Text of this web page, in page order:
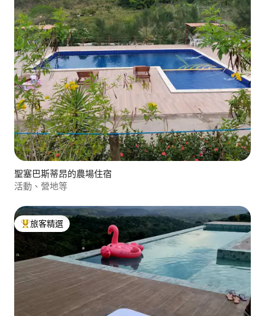
聖塞巴斯蒂昂的農場住宿
活動、營地等
旅客精選榜首
旅客精選